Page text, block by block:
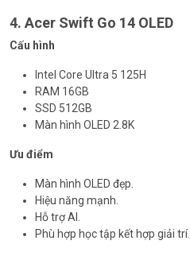
4. Acer Swift Go 14 OLED
Cấu hình
Intel Core Ultra 5 125H
RAM 16GB
SSD 512GB
Màn hình OLED 2.8K
Ưu điểm
Màn hình OLED đẹp.
Hiệu năng mạnh.
Hỗ trợ AI.
Phù hợp học tập kết hợp giải trí.